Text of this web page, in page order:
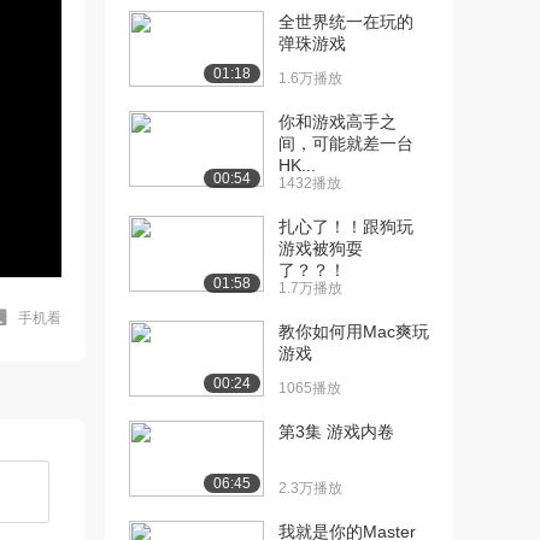
手机看
01:18
全世界统一在玩的
弹珠游戏
1.6万播放
00:54
你和游戏高手之
间，可能就差一台
HK...
1432播放
01:58
扎心了！！跟狗玩
游戏被狗耍
了？？！
1.7万播放
00:24
教你如何用Mac爽玩
游戏
1065播放
06:45
第3集 游戏内卷
2.3万播放
我就是你的Master